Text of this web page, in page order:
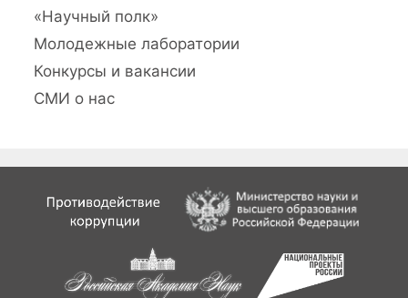
«Научный полк»
Молодежные лаборатории
Конкурсы и вакансии
СМИ о нас